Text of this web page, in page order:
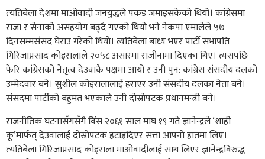
त्‍यतिबेला देशमा माओवादी जनयुद्धले पकड जमाइसकेको थियो। कांग्रेसमा
राजा र सेनाको असहयोग बढ्दै गएको थियो भने नेकपा एमालेले ५७
दिनसम्मसंसद घेराउ गरेको थियो। त्यतिबेला बाध्य भएर पार्टी सभापति
गिरिजाप्रसाद कोइरालाले २०५८ असारमा राजीनामा दिएका थिए। त्यसपछि
फेरि कांग्रेसको नेतृत्व देउवाकै पक्षमा आयो र उनी पुन: कांग्रेस संसदीय दलको
उम्मेदवार बने। सुशील कोइरालालाई हराएर उनी संसदीय दलका नेता बने।
संसदमा पार्टीको बहुमत भएकाले उनी दोस्रोपटक प्रधानमन्त्री बने।
राजनीतिक घटनासँगसँगै विंस‌ २०६१ साल माघ १९ गते ज्ञानेन्द्रले ‘शाही
कू’मार्फत् देउवालाई दोस्रोपटक हटाइदिएर सत्ता आफ्नो हातमा लिए।
त्‍यतिबेला गिरिजाप्रसाद कोइराला माओवादीलाई साथ लिएर ज्ञानेन्द्रविरुद्ध